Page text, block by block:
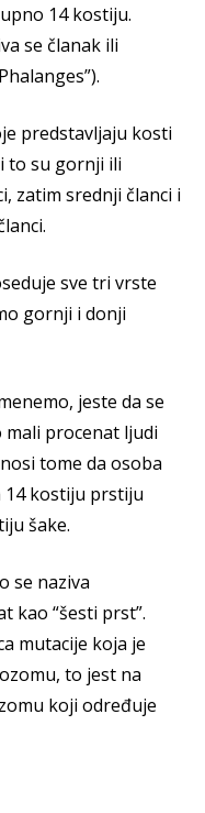
14 kostiju.
se članak ili
predstavljaju kosti
to su gornji ili
zatim srednji članci i
sve tri vrste
gornji i donji
jeste da se
procenat ljudi
tome da osoba
kostiju prstiju
šake.
se naziva
kao “šesti prst”.
mutacije koja je
to jest na
koji određuje